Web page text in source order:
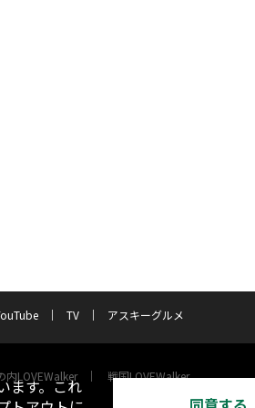
TV アスキーグルメ
内LOVEWalker 戦国LOVEWalker
ます。これ